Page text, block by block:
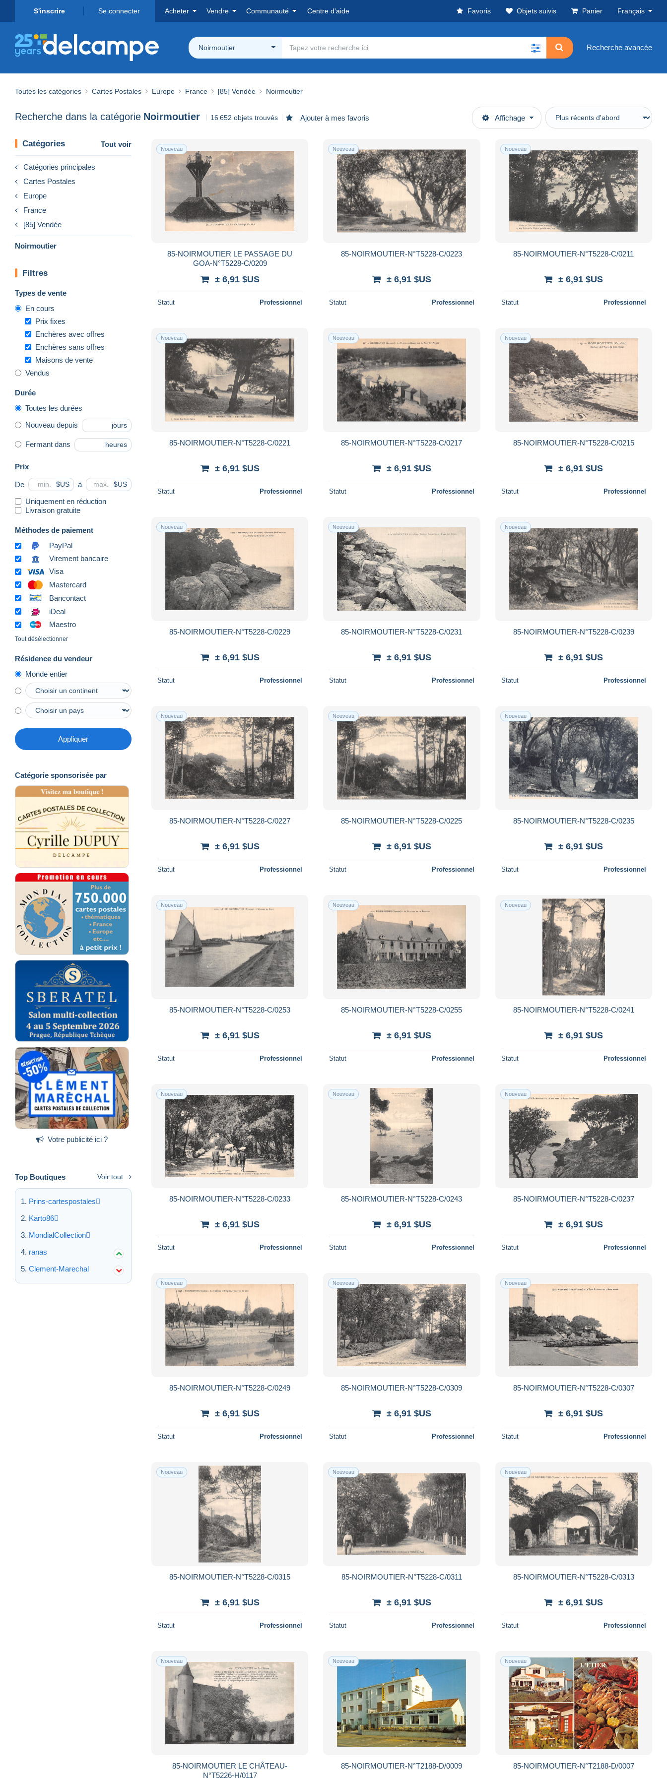
S'inscrire Se connecter Acheter Vendre Communauté Centre d'aide Favoris Objets suivis Panier Français
Noirmoutier Recherche avancée
Toutes les catégories Cartes Postales Europe France [85] Vendée Noirmoutier
Recherche dans la catégorie Noirmoutier 16 652 objets trouvés Ajouter à mes favoris Affichage
Catégories Tout voir
Catégories principales
Cartes Postales
Europe
France
[85] Vendée
Noirmoutier
Filtres
Types de vente
En cours
Prix fixes
Enchères avec offres
Enchères sans offres
Maisons de vente
Vendus
Durée
Toutes les durées
Nouveau depuis jours
Fermant dans heures
Prix
De $US à $US
Uniquement en réduction
Livraison gratuite
Méthodes de paiement
PayPal
Virement bancaire
Visa
Mastercard
Bancontact
iDeal
Maestro
Tout désélectionner
Résidence du vendeur
Monde entier
Appliquer
Catégorie sponsorisée par
Votre publicité ici ?
Top Boutiques Voir tout
Prins-cartespostales
Karto86
MondialCollection
ranas
Clement-Marechal
Nouveau
85-NOIRMOUTIER LE PASSAGE DU
GOA-N°T5228-C/0209
± 6,91 $US
Statut Professionnel
Nouveau
85-NOIRMOUTIER-N°T5228-C/0223
± 6,91 $US
Statut Professionnel
Nouveau
85-NOIRMOUTIER-N°T5228-C/0211
± 6,91 $US
Statut Professionnel
Nouveau
85-NOIRMOUTIER-N°T5228-C/0221
± 6,91 $US
Statut Professionnel
Nouveau
85-NOIRMOUTIER-N°T5228-C/0217
± 6,91 $US
Statut Professionnel
Nouveau
85-NOIRMOUTIER-N°T5228-C/0215
± 6,91 $US
Statut Professionnel
Nouveau
85-NOIRMOUTIER-N°T5228-C/0229
± 6,91 $US
Statut Professionnel
Nouveau
85-NOIRMOUTIER-N°T5228-C/0231
± 6,91 $US
Statut Professionnel
Nouveau
85-NOIRMOUTIER-N°T5228-C/0239
± 6,91 $US
Statut Professionnel
Nouveau
85-NOIRMOUTIER-N°T5228-C/0227
± 6,91 $US
Statut Professionnel
Nouveau
85-NOIRMOUTIER-N°T5228-C/0225
± 6,91 $US
Statut Professionnel
Nouveau
85-NOIRMOUTIER-N°T5228-C/0235
± 6,91 $US
Statut Professionnel
Nouveau
85-NOIRMOUTIER-N°T5228-C/0253
± 6,91 $US
Statut Professionnel
Nouveau
85-NOIRMOUTIER-N°T5228-C/0255
± 6,91 $US
Statut Professionnel
Nouveau
85-NOIRMOUTIER-N°T5228-C/0241
± 6,91 $US
Statut Professionnel
Nouveau
85-NOIRMOUTIER-N°T5228-C/0233
± 6,91 $US
Statut Professionnel
Nouveau
85-NOIRMOUTIER-N°T5228-C/0243
± 6,91 $US
Statut Professionnel
Nouveau
85-NOIRMOUTIER-N°T5228-C/0237
± 6,91 $US
Statut Professionnel
Nouveau
85-NOIRMOUTIER-N°T5228-C/0249
± 6,91 $US
Statut Professionnel
Nouveau
85-NOIRMOUTIER-N°T5228-C/0309
± 6,91 $US
Statut Professionnel
Nouveau
85-NOIRMOUTIER-N°T5228-C/0307
± 6,91 $US
Statut Professionnel
Nouveau
85-NOIRMOUTIER-N°T5228-C/0315
± 6,91 $US
Statut Professionnel
Nouveau
85-NOIRMOUTIER-N°T5228-C/0311
± 6,91 $US
Statut Professionnel
Nouveau
85-NOIRMOUTIER-N°T5228-C/0313
± 6,91 $US
Statut Professionnel
Nouveau
85-NOIRMOUTIER LE CHÂTEAU-
N°T5226-H/0117
Nouveau
85-NOIRMOUTIER-N°T2188-D/0009
Nouveau
85-NOIRMOUTIER-N°T2188-D/0007